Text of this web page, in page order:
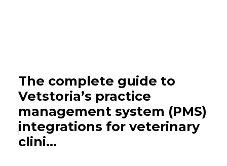
The complete guide to
Vetstoria’s practice
management system (PMS)
integrations for veterinary
clini...